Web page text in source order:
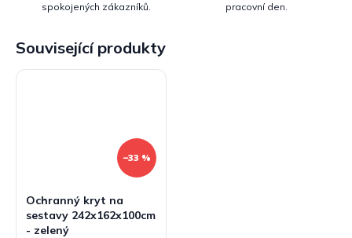
spokojených zákazníků.
pracovní den.
Související produkty
–33 %
Ochranný kryt na
sestavy 242x162x100cm
- zelený